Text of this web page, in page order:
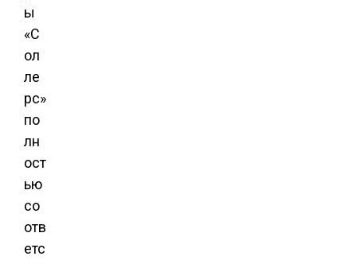
ы
«С
ол
ле
рс»
по
лн
ост
ью
со
отв
етс